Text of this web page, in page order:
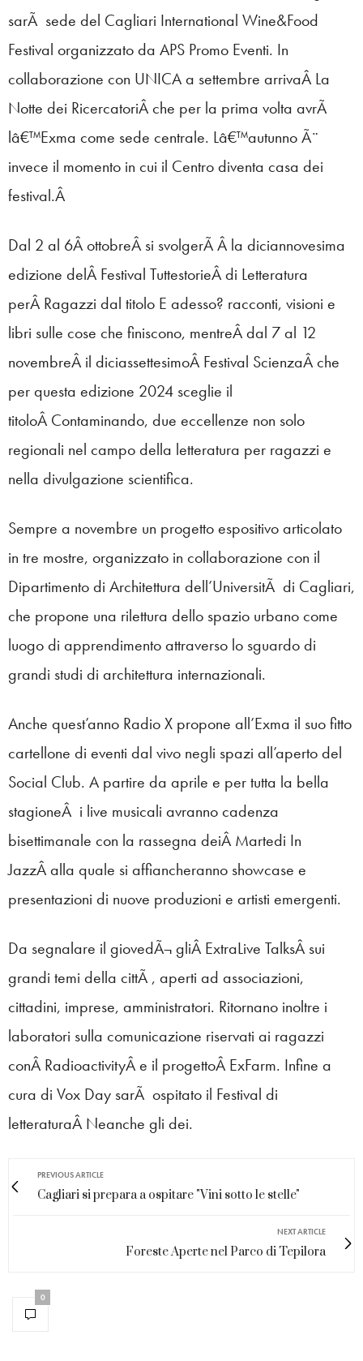
sarÃ sede del Cagliari International Wine&Food
Festival organizzato da APS Promo Eventi. In
collaborazione con UNICA a settembre arrivaÂ La
Notte dei RicercatoriÂ che per la prima volta avrÃ
lâ€™Exma come sede centrale. Lâ€™autunno Ã¨
invece il momento in cui il Centro diventa casa dei
festival.Â
Dal 2 al 6Â ottobreÂ si svolgerÃ Â la diciannovesima
edizione delÂ Festival TuttestorieÂ di Letteratura
perÂ Ragazzi dal titolo E adesso? racconti, visioni e
libri sulle cose che finiscono, mentreÂ dal 7 al 12
novembreÂ il diciassettesimoÂ Festival ScienzaÂ che
per questa edizione 2024 sceglie il
titoloÂ Contaminando, due eccellenze non solo
regionali nel campo della letteratura per ragazzi e
nella divulgazione scientifica.
Sempre a novembre un progetto espositivo articolato
in tre mostre, organizzato in collaborazione con il
Dipartimento di Architettura dell’UniversitÃ di Cagliari,
che propone una rilettura dello spazio urbano come
luogo di apprendimento attraverso lo sguardo di
grandi studi di architettura internazionali.
Anche quest’anno Radio X propone all’Exma il suo fitto
cartellone di eventi dal vivo negli spazi all’aperto del
Social Club. A partire da aprile e per tutta la bella
stagioneÂ i live musicali avranno cadenza
bisettimanale con la rassegna deiÂ Martedi In
JazzÂ alla quale si affiancheranno showcase e
presentazioni di nuove produzioni e artisti emergenti.
Da segnalare il giovedÃ¬ gliÂ ExtraLive TalksÂ sui
grandi temi della cittÃ , aperti ad associazioni,
cittadini, imprese, amministratori. Ritornano inoltre i
laboratori sulla comunicazione riservati ai ragazzi
conÂ RadioactivityÂ e il progettoÂ ExFarm. Infine a
cura di Vox Day sarÃ ospitato il Festival di
letteraturaÂ Neanche gli dei.
PREVIOUS ARTICLE
Cagliari si prepara a ospitare "Vini sotto le stelle"
NEXT ARTICLE
Foreste Aperte nel Parco di Tepilora
0